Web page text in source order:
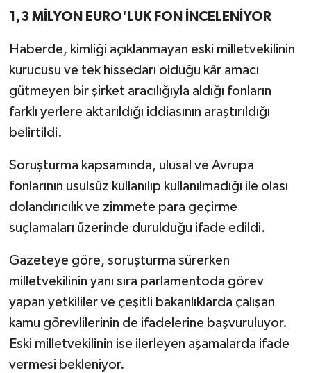
1,3 MİLYON EURO'LUK FON İNCELENİYOR
Haberde, kimliği açıklanmayan eski milletvekilinin
kurucusu ve tek hissedarı olduğu kâr amacı
gütmeyen bir şirket aracılığıyla aldığı fonların
farklı yerlere aktarıldığı iddiasının araştırıldığı
belirtildi.
Soruşturma kapsamında, ulusal ve Avrupa
fonlarının usulsüz kullanılıp kullanılmadığı ile olası
dolandırıcılık ve zimmete para geçirme
suçlamaları üzerinde durulduğu ifade edildi.
Gazeteye göre, soruşturma sürerken
milletvekilinin yanı sıra parlamentoda görev
yapan yetkililer ve çeşitli bakanlıklarda çalışan
kamu görevlilerinin de ifadelerine başvuruluyor.
Eski milletvekilinin ise ilerleyen aşamalarda ifade
vermesi bekleniyor.